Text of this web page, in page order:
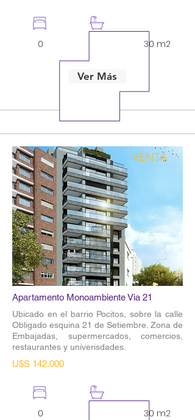
0 30 m2
Ver Más
VENTA
Apartamento Monoambiente Via 21
Ubicado en el barrio Pocitos, sobre la calle
Obligado esquina 21 de Setiembre. Zona de
Embajadas, supermercados, comercios,
restaurantes y univerisdades.
U$S 142.000
0 30 m2